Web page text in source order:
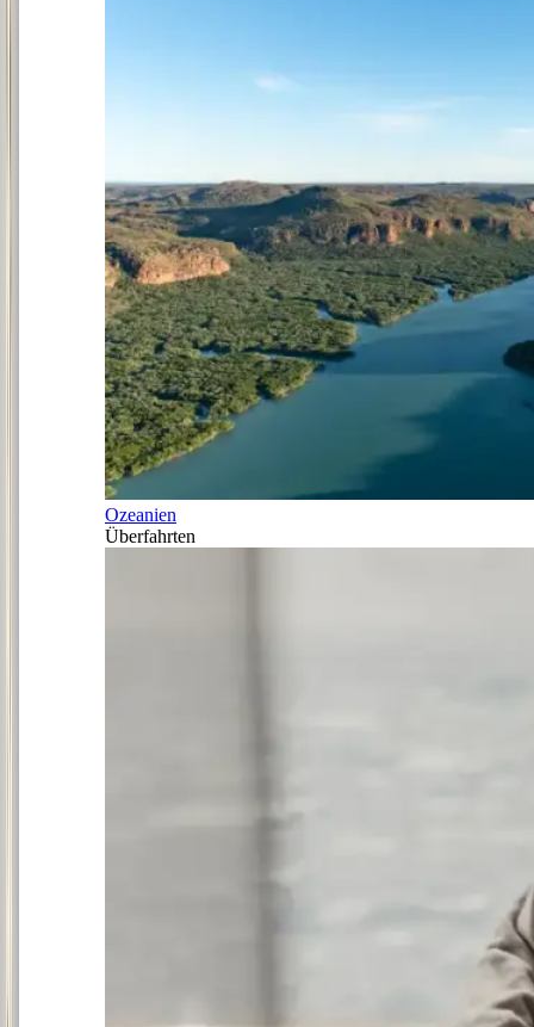
Ozeanien
Überfahrten